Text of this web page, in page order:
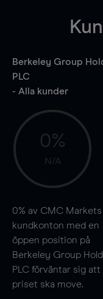
Berkeley Group
PLC
- Alla kunder
0%
N/A
0% av CMC Markets
kundkonton med en
öppen position på
Berkeley Group
PLC förväntar sig att
priset ska move.